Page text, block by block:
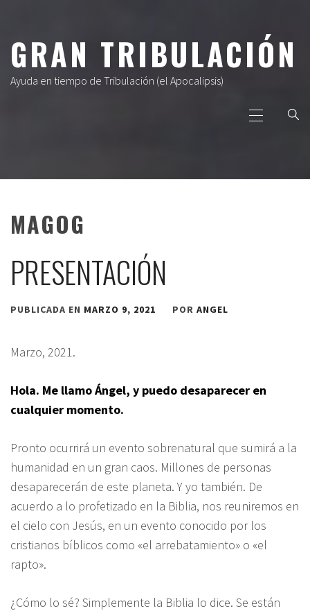
contenido
GRAN TRIBULACIÓN
Ayuda en tiempo de Tribulación (el Apocalipsis)
principal
MAGOG
PRESENTACIÓN
PUBLICADA EN MARZO 9, 2021 POR ANGEL
Marzo, 2021.
Hola. Me llamo Ángel, y puedo desaparecer en
cualquier momento.
Pronto ocurrirá un evento sobrenatural que sumirá a la
humanidad en un gran caos. Millones de personas
desaparecerán de este planeta. Y yo también. De
acuerdo a lo profetizado en la Biblia, nos reuniremos en
el cielo con Jesús, en un evento conocido por los
cristianos bíblicos como «el arrebatamiento» o «el
rapto».
¿Cómo lo sé? Simplemente la Biblia lo dice. Se están